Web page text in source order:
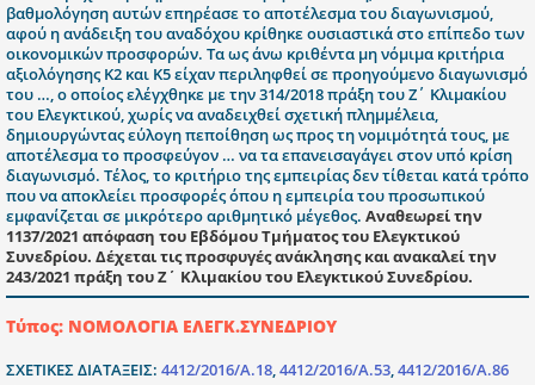
βαθμολόγηση αυτών επηρέασε το αποτέλεσμα του διαγωνισμού,
αφού η ανάδειξη του αναδόχου κρίθηκε ουσιαστικά στο επίπεδο των
οικονομικών προσφορών. Τα ως άνω κριθέντα μη νόμιμα κριτήρια
αξιολόγησης Κ2 και Κ5 είχαν περιληφθεί σε προηγούμενο διαγωνισμό
του …, ο οποίος ελέγχθηκε με την 314/2018 πράξη του Ζ΄ Κλιμακίου
του Ελεγκτικού, χωρίς να αναδειχθεί σχετική πλημμέλεια,
δημιουργώντας εύλογη πεποίθηση ως προς τη νομιμότητά τους, με
αποτέλεσμα το προσφεύγον … να τα επανεισαγάγει στον υπό κρίση
διαγωνισμό. Τέλος, το κριτήριο της εμπειρίας δεν τίθεται κατά τρόπο
που να αποκλείει προσφορές όπου η εμπειρία του προσωπικού
εμφανίζεται σε μικρότερο αριθμητικό μέγεθος. Αναθεωρεί την
1137/2021 απόφαση του Εβδόμου Τμήματος του Ελεγκτικού
Συνεδρίου. Δέχεται τις προσφυγές ανάκλησης και ανακαλεί την
243/2021 πράξη του Ζ΄ Κλιμακίου του Ελεγκτικού Συνεδρίου.
Τύπος: ΝΟΜΟΛΟΓΙΑ ΕΛΕΓΚ.ΣΥΝΕΔΡΙΟΥ
ΣΧΕΤΙΚΕΣ ΔΙΑΤΑΞΕΙΣ: 4412/2016/Α.18,4412/2016/Α.53,4412/2016/Α.86